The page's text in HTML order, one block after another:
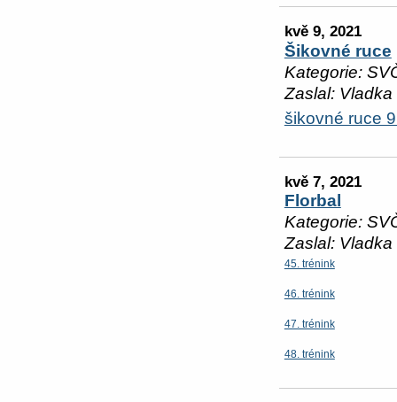
kvě 9, 2021
Šikovné ruce
Kategorie:
Zaslal: Vladka
šikovné ruce
kvě 7, 2021
Florbal
Kategorie:
Zaslal: Vladka
45. trénink
46. trénink
47. trénink
48. trénink